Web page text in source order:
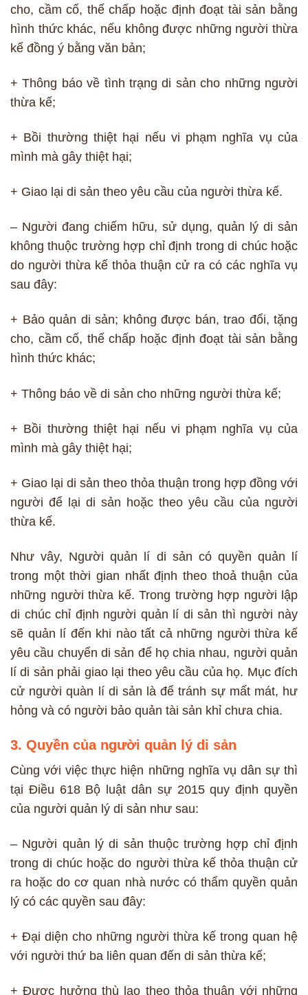
cho, cầm cố, thế chấp hoặc định đoạt tài sản bằng
hình thức khác, nếu không được những người thừa
kế đồng ý bằng văn bản;
+ Thông báo về tình trạng di sản cho những người
thừa kế;
+ Bồi thường thiệt hại nếu vi phạm nghĩa vụ của
mình mà gây thiệt hại;
+ Giao lại di sản theo yêu cầu của người thừa kế.
– Người đang chiếm hữu, sử dụng, quản lý di sản
không thuộc trường hợp chỉ định trong di chúc hoặc
do người thừa kế thỏa thuận cử ra có các nghĩa vụ
sau đây:
+ Bảo quản di sản; không được bán, trao đổi, tặng
cho, cầm cố, thế chấp hoặc định đoạt tài sản bằng
hình thức khác;
+ Thông báo về di sản cho những người thừa kế;
+ Bồi thường thiệt hại nếu vi phạm nghĩa vụ của
mình mà gây thiệt hại;
+ Giao lại di sản theo thỏa thuận trong hợp đồng với
người để lại di sản hoặc theo yêu cầu của người
thừa kế.
Như vây, Người quản lí di sản có quyền quản lí
trong một thời gian nhất định theo thoả thuận của
những người thừa kế. Trong trường hợp người lập
di chúc chỉ định người quản lí di sản thì người này
sẽ quản lí đến khi nào tất cả những người thừa kế
yêu cầu chuyển di sản để họ chia nhau, người quản
lí di sản phải giao lại theo yêu cầu của họ. Mục đích
cử người quàn lí di sản là để tránh sự mất mát, hư
hỏng và có người bảo quản tài sản khỉ chưa chia.
3. Quyền của người quản lý di sản
Cùng với việc thực hiện những nghĩa vụ dân sự thì
tại Điều 618 Bộ luật dân sự 2015 quy định quyền
của người quản lý di sản như sau:
– Người quản lý di sản thuộc trường hợp chỉ định
trong di chúc hoặc do người thừa kế thỏa thuận cử
ra hoặc do cơ quan nhà nước có thẩm quyền quản
lý có các quyền sau đây:
+ Đại diện cho những người thừa kế trong quan hệ
với người thứ ba liên quan đến di sản thừa kế;
+ Được hưởng thù lao theo thỏa thuận với những